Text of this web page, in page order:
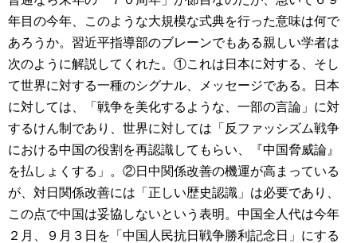
年目の今年、このような大規模な式典を行った意味は何で
あろうか。習近平指導部のブレーンでもある親しい学者は
次のように解説してくれた。①これは日本に対する、そし
て世界に対する一種のシグナル、メッセージである。日本
に対しては、「戦争を美化するような、一部の言論」に対
するけん制であり、世界に対しては「反ファッシズム戦争
における中国の役割を再認識してもらい、『中国脅威論』
を払しょくする」。②日中関係改善の機運が高まっている
が、対日関係改善には「正しい歴史認識」は必要であり、
この点で中国は妥協しないという表明。中国全人代は今年
２月、９月３日を「中国人民抗日戦争勝利記念日」にする